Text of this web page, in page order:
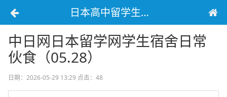
日本高中留学生宿舍生活
中日网日本留学网学生宿舍日常
伙食（05.28）
日期：2026-05-29 13:29 点击：48